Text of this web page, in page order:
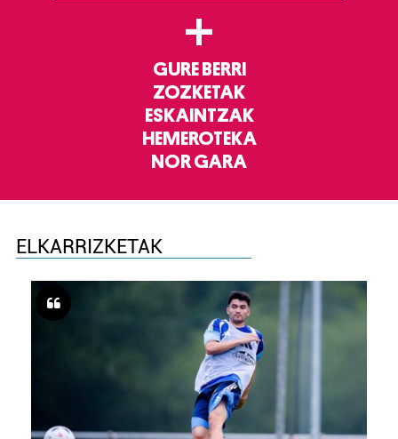
+
GURE BERRI
ZOZKETAK
ESKAINTZAK
HEMEROTEKA
NOR GARA
ELKARRIZKETAK